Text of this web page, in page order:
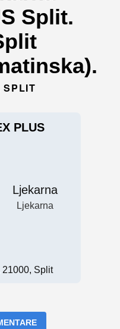
Split.
SPLIT
PLUS
Ljekarna
Ljekarna
21000, Split